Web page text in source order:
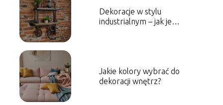
Dekoracje w stylu
industrialnym – jak je
Jakie kolory wybrać do
dekoracji wnętrz?